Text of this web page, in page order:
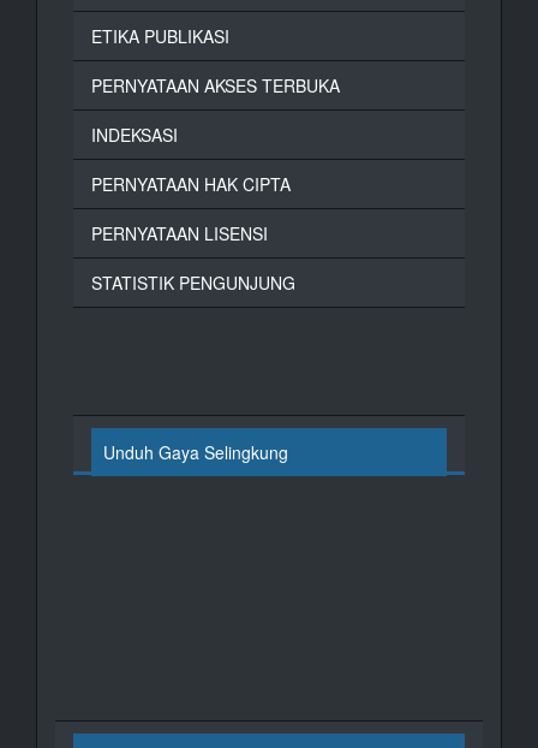
ETIKA PUBLIKASI
PERNYATAAN AKSES TERBUKA
INDEKSASI
PERNYATAAN HAK CIPTA
PERNYATAAN LISENSI
STATISTIK PENGUNJUNG
Unduh Gaya Selingkung